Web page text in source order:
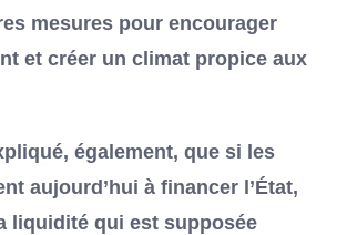
mesures pour encourager
et créer un climat propice aux
également, que si les
aujourd’hui à financer l’État,
liquidité qui est supposée